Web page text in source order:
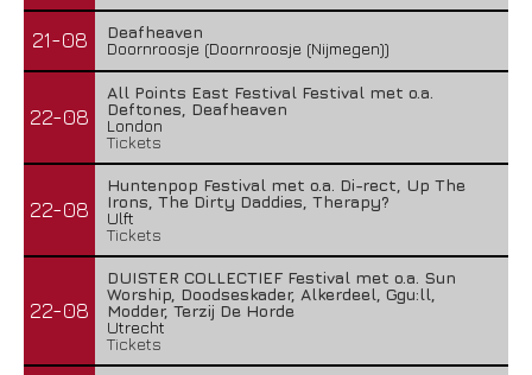
21-08
Deafheaven
Doornroosje (Doornroosje (Nijmegen))
22-08
All Points East Festival Festival met o.a.
Deftones, Deafheaven
London
Tickets
22-08
Huntenpop Festival met o.a. Di-rect, Up The
Irons, The Dirty Daddies, Therapy?
Ulft
Tickets
22-08
DUISTER COLLECTIEF Festival met o.a. Sun
Worship, Doodseskader, Alkerdeel, Ggu:ll,
Modder, Terzij De Horde
Utrecht
Tickets